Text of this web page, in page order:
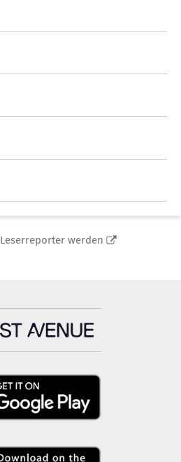
Leserreporter werden